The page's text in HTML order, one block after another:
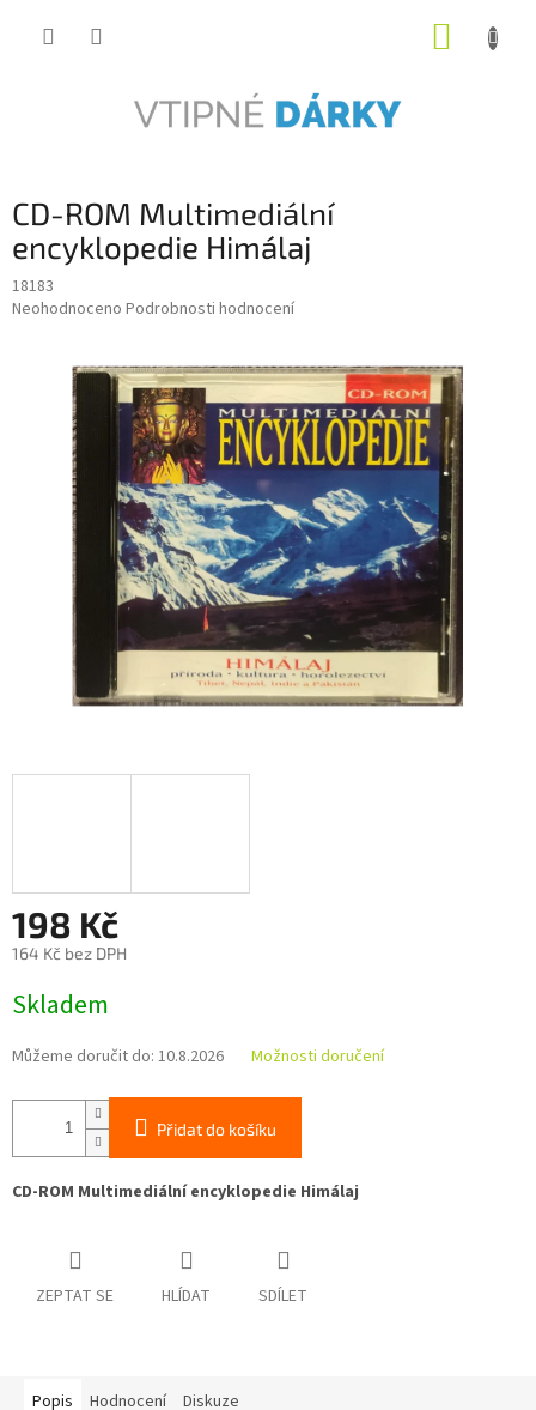
CD-ROM Multimediální
encyklopedie Himálaj
18183
Průměrné
hvězdiček.
Neohodnoceno Podrobnosti hodnocení
198 Kč
164 Kč bez DPH
cena:
Skladem
Můžeme doručit do: 10.8.2026 Možnosti doručení
Přidat do košíku
CD-ROM Multimediální encyklopedie Himálaj
ZEPTAT SE HLÍDAT SDÍLET
Popis Hodnocení Diskuze